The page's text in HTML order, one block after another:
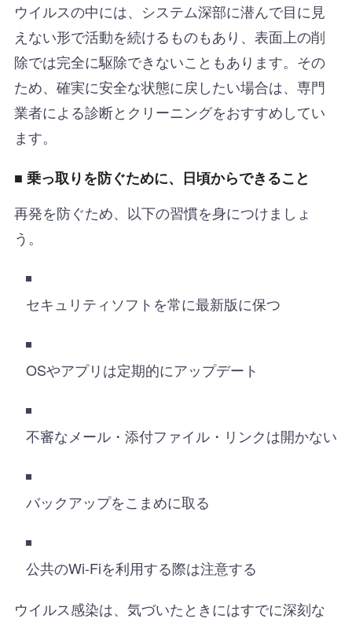
ウイルスの中には、システム深部に潜んで目に見
えない形で活動を続けるものもあり、表面上の削
除では完全に駆除できないこともあります。その
ため、確実に安全な状態に戻したい場合は、専門
業者による診断とクリーニングをおすすめしてい
ます。
■ 乗っ取りを防ぐために、日頃からできること
再発を防ぐため、以下の習慣を身につけましょ
う。
セキュリティソフトを常に最新版に保つ
OSやアプリは定期的にアップデート
不審なメール・添付ファイル・リンクは開かない
バックアップをこまめに取る
公共のWi-Fiを利用する際は注意する
ウイルス感染は、気づいたときにはすでに深刻な